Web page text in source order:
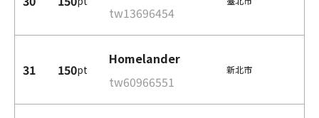
tw13696454
31 150pt
Homelander
tw60966551
新北市